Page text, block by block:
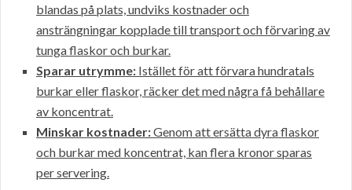
blandas på plats, undviks kostnader och
ansträngningar kopplade till transport och förvaring av
tunga flaskor och burkar.
Sparar utrymme: Istället för att förvara hundratals
burkar eller flaskor, räcker det med några få behållare
av koncentrat.
Minskar kostnader:Genom att ersätta dyra flaskor
och burkar med koncentrat, kan flera kronor sparas
per servering.